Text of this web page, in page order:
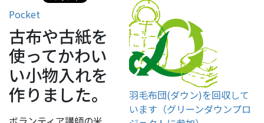
Pocket
古布や古紙を
使ってかわい
い小物入れを
作りました。
羽毛布団(ダウン)を回収して
います（グリーンダウンプロ